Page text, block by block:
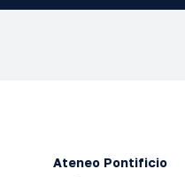
Ateneo Pontificio